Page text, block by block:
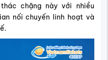
chặng này với nhiều
nối chuyến linh hoạt và